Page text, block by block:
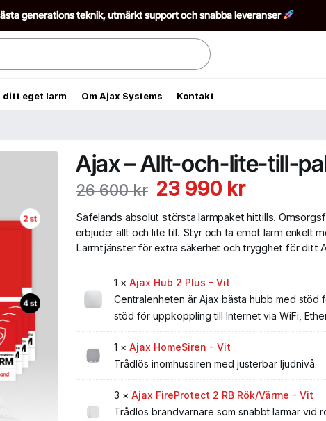
generations teknik, utmärkt support och snabba leveranser
ditt eget larm Om Ajax Systems Kontakt
Ajax – Allt-och-lite-till-
26 600kr Det
ursprungliga
priset
var:
26
600 kr.
23 990 krDet
priset
är:
23
Safelands absolut största larmpaket hittills.
erbjuder allt och lite till. Styr och ta emot larm enkelt
Larmtjänster för extra säkerhet och trygghet för ditt
1 × Ajax Hub 2 Plus - Vit
Centralenheten är Ajax bästa hubb med stöd
stöd för uppkoppling till Internet via WiFi,
1 × Ajax HomeSiren - Vit
Trådlös inomhussiren med justerbar ljudnivå.
3 × Ajax FireProtect 2 RB Rök/Värme - Vit
Trådlös brandvarnare som snabbt larmar vid